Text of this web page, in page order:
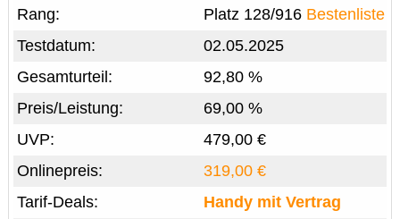
Platz 128/916 Bestenliste
Rang:
02.05.2025
Testdatum:
92,80 %
Gesamturteil:
69,00 %
Preis/Leistung:
479,00 €
UVP:
319,00 €
Onlinepreis:
Handy mit Vertrag
Tarif-Deals: